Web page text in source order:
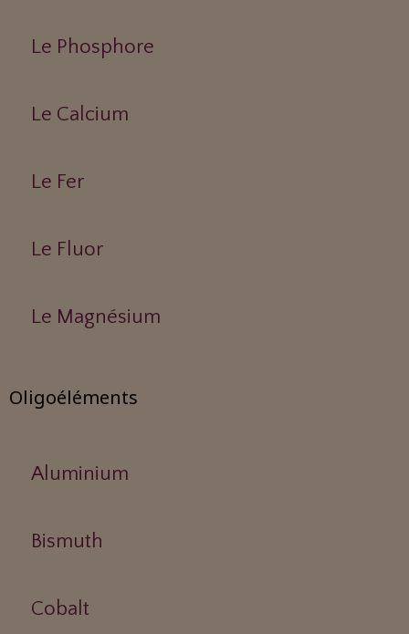
Le Phosphore
Le Calcium
Le Fer
Le Fluor
Le Magnésium
Oligoéléments
Aluminium
Bismuth
Cobalt